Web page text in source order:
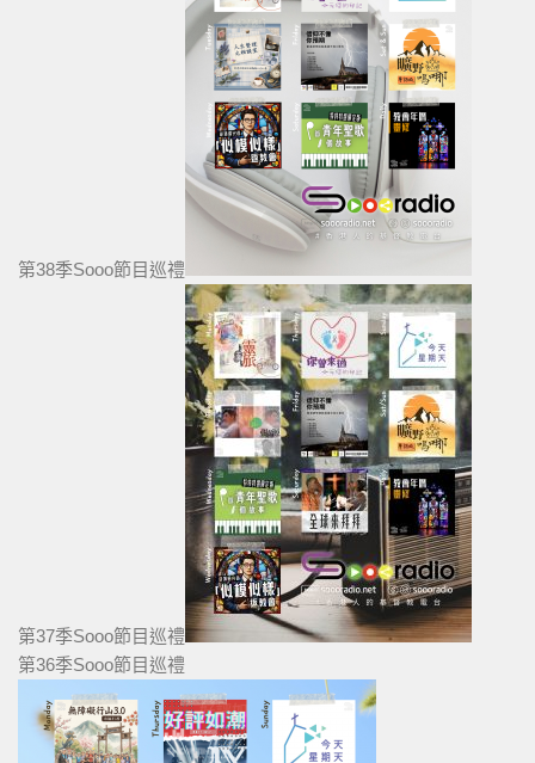
第38季Sooo節目巡禮
第37季Sooo節目巡禮
第36季Sooo節目巡禮